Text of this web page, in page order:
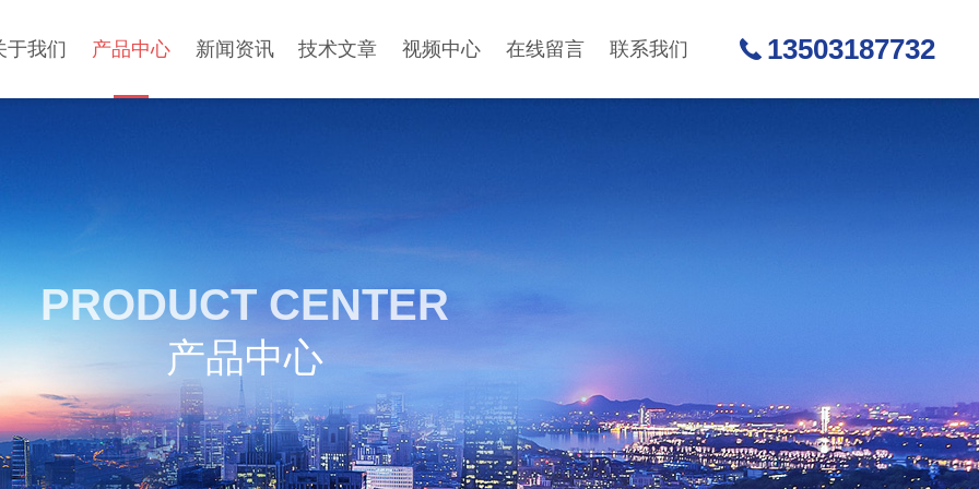
于我们 产品中心 新闻资讯 技术文章 视频中心 在线留言 联系我们 13503187732
PRODUCT CENTER
产品中心